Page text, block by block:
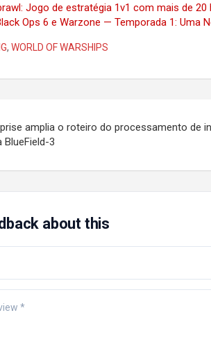
Jogo de estratégia 1v1 com mais de
Ops 6 e Warzone — Temporada 1: Uma
, WORLD OF WARSHIPS
amplia o roteiro do processamento de
3
about this